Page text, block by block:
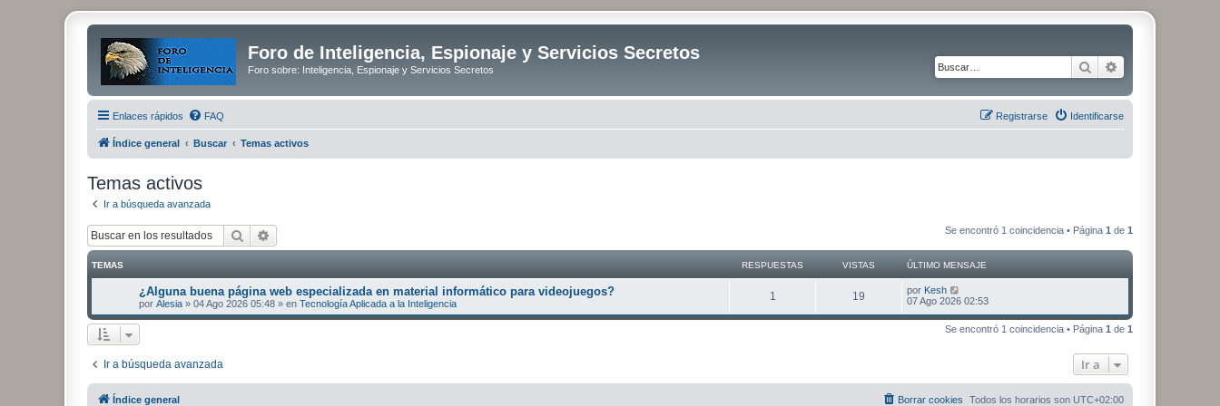
Foro de Inteligencia, Espionaje y Servicios Secretos
Foro sobre: Inteligencia, Espionaje y Servicios Secretos Buscar
Enlaces rápidos FAQ Identificarse
Registrarse
Índice general Buscar Temas activos
Temas activos
Ir a búsqueda avanzada
Buscar Se encontró 1 coincidencia • Página 1 de 1
TEMAS RESPUESTAS VISTAS ÚLTIMO MENSAJE
¿Alguna buena página web especializada en material informático para videojuegos?
por Alesia » 04 Ago 2026 05:48 » en Tecnología Aplicada a la Inteligencia
1
e
19
i
Ú
l
i
s
a
por Kesh
07 Ago 2026 02:53
Se encontró 1 coincidencia • Página 1 de 1
Ir a búsqueda avanzada Ir a
Índice general Todos los horarios son UTC+02:00
Borrar cookies